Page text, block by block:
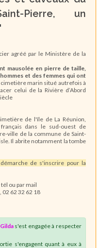
Pierre, un
agréé par le Ministère de la
mausolée en pierre de taille,
et des femmes qui ont
marin situé autrefois à
celui de la Rivière d’Abord
de l'île de La Réunion,
dans le sud-ouest de
ville de la commune de Saint-
Il abrite notamment la tombe
de s'inscrire pour la
ou par mail
, 02 62 32 62 18
Gildas'est engagée à respecter
s'engagent quant à eux à